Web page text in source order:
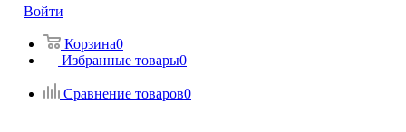
Войти
Корзина0
Избранные товары0
Сравнение товаров0